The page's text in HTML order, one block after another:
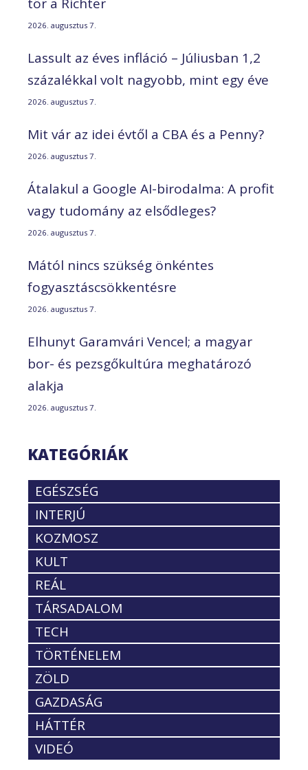
2026. augusztus 7.
Lassult az éves infláció – Júliusban 1,2
százalékkal volt nagyobb, mint egy éve
2026. augusztus 7.
Mit vár az idei évtől a CBA és a Penny?
2026. augusztus 7.
Átalakul a Google AI-birodalma: A profit
vagy tudomány az elsődleges?
2026. augusztus 7.
Mától nincs szükség önkéntes
fogyasztáscsökkentésre
2026. augusztus 7.
Elhunyt Garamvári Vencel; a magyar
bor- és pezsgőkultúra meghatározó
alakja
2026. augusztus 7.
KATEGÓRIÁK
EGÉSZSÉG
INTERJÚ
KOZMOSZ
KULT
REÁL
TÁRSADALOM
TECH
TÖRTÉNELEM
ZÖLD
GAZDASÁG
HÁTTÉR
VIDEÓ